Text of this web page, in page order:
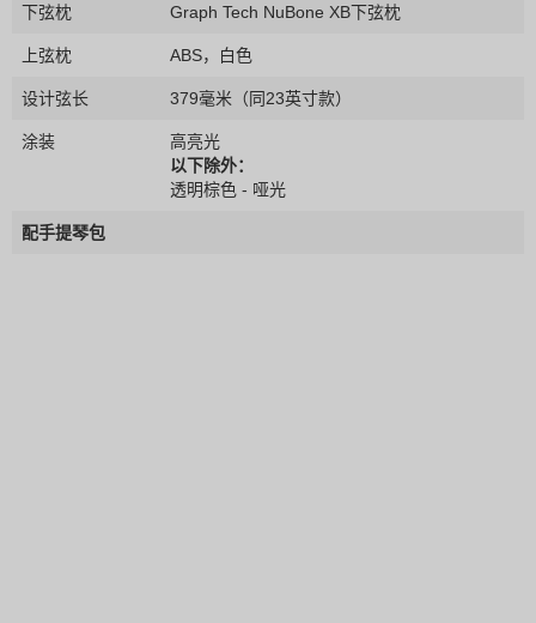
下弦枕 Graph Tech NuBone XB下弦枕
上弦枕 ABS，白色
设计弦长 379毫米（同23英寸款）
涂装
高亮光
以下除外：
透明棕色 - 哑光
配手提琴包